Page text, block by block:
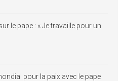
le pape : « Je travaille pour un
pour la paix avec le pape